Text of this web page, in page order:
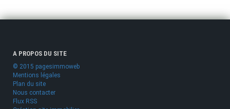
A PROPOS DU SITE
© 2015 pagesimmoweb
Mentions légales
Plan du site
Nous contacter
Flux RSS